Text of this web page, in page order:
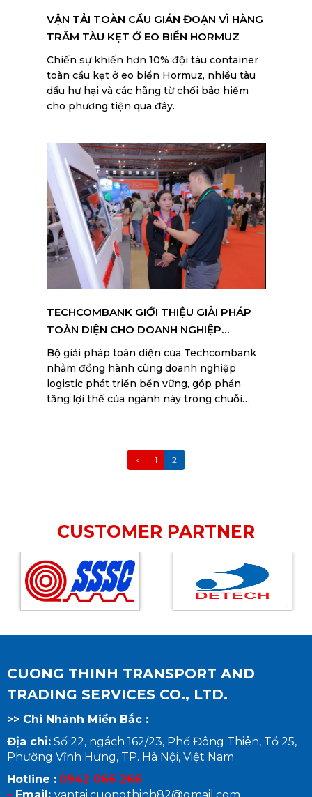
VẬN TẢI TOÀN CẦU GIÁN ĐOẠN VÌ HÀNG
TRĂM TÀU KẸT Ở EO BIỂN HORMUZ
Chiến sự khiến hơn 10% đội tàu container
toàn cầu kẹt ở eo biển Hormuz, nhiều tàu
dầu hư hại và các hãng từ chối bảo hiểm
cho phương tiện qua đây.
TECHCOMBANK GIỚI THIỆU GIẢI PHÁP
TOÀN DIỆN CHO DOANH NGHIỆP
LOGISTICS
Bộ giải pháp toàn diện của Techcombank
nhằm đồng hành cùng doanh nghiệp
logistic phát triển bền vững, góp phần
tăng lợi thế của ngành này trong chuỗi
< 1 2
CUSTOMER PARTNER
CUONG THINH TRANSPORT AND
TRADING SERVICES CO., LTD.
>> Chi Nhánh Miền Bắc :
Địa chỉ: Số 22, ngách 162/23, Phố Đông Thiên, Tổ 25,
Phường Vĩnh Hưng, TP. Hà Nội, Việt Nam
Hotline : 0942 066 266
- Email: vantai.cuongthinh82@gmail.com